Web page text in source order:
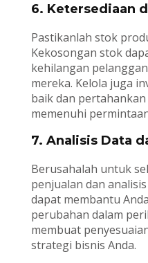
6. Ketersediaan
Pastikanlah stok
Kekosongan stok
kehilangan
mereka. Kelola juga
baik dan
memenuhi
7. Analisis Data
Berusahalah untuk
penjualan dan
dapat membantu
perubahan dalam
membuat
strategi bisnis Anda.